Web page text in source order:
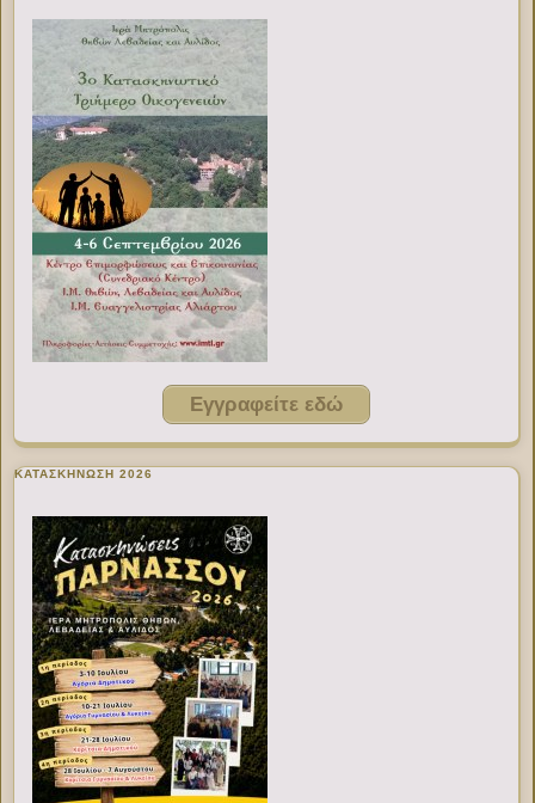
Εγγραφείτε εδώ
ΚΑΤΑΣΚΗΝΩΣΗ 2026